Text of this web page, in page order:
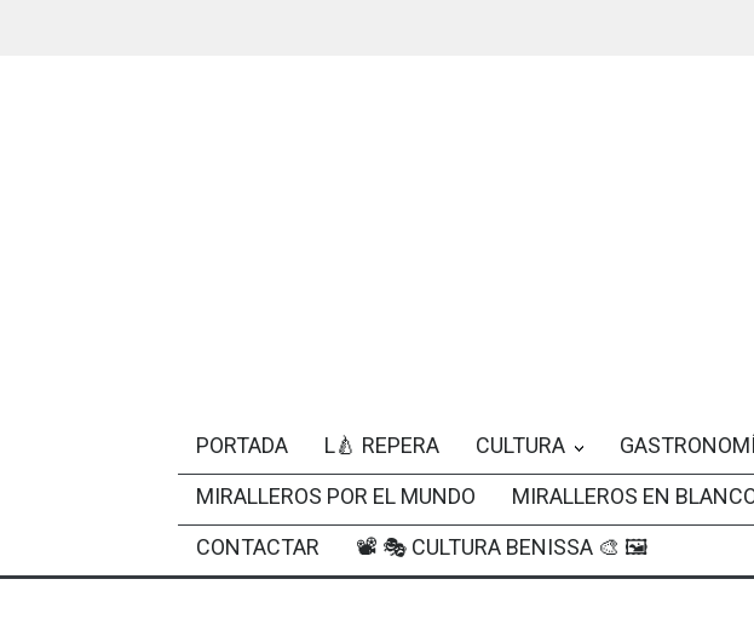
PORTADA L🍐 REPERA CULTURA
MIRALLEROS POR EL MUNDO
MIRALLEROS EN
CONTACTAR
📽 🎭 CULTURA BENISSA 🎨 🖼